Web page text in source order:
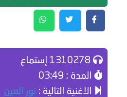
المدة : 03:49
الاغنية التالية : نور العين